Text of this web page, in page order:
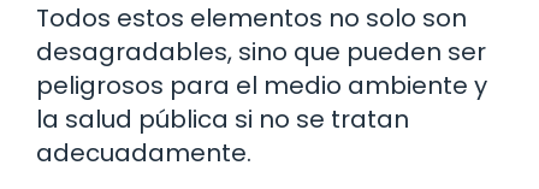
Todos estos elementos no solo son
desagradables, sino que pueden ser
peligrosos para el medio ambiente y
la salud pública si no se tratan
adecuadamente.